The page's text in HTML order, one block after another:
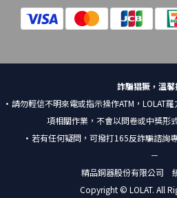
詐騙猖獗，溫馨
•請勿輕信不明來電或指示操作ATM，LOLAT
項相關作業，不會以問卷或中獎形
•若有任何疑問，可撥打165反詐騙諮詢
－
精品銅器股份有限公司
Copyright © LOLAT. All